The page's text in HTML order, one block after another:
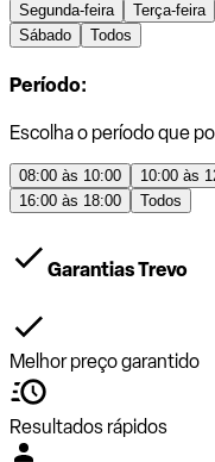
Segunda-feira Terça-feira
Sábado
Todos
Período:
Escolha o período que
08:00 às 10:00 10:00 às
16:00 às 18:00
Todos
Garantias Trevo
Melhor preço garantido
Resultados rápidos